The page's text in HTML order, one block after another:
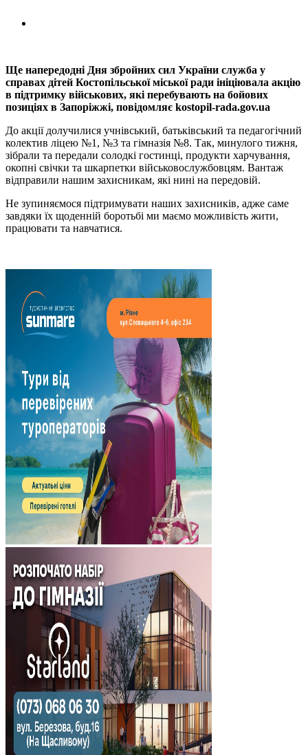
Ще напередодні Дня збройних сил України служба у
справах дітей Костопільської міської ради ініціювала акцію
в підтримку військових, які перебувають на бойових
позиціях в Запоріжжі, повідомляє kostopil-rada.gov.ua
До акції долучилися учнівський, батьківський та педагогічний
колектив ліцею №1, №3 та гімназія №8. Так, минулого тижня,
зібрали та передали солодкі гостинці, продукти харчування,
окопні свічки та шкарпетки військовослужбовцям. Вантаж
відправили нашим захисникам, які нині на передовій.
Не зупиняємося підтримувати наших захисників, адже саме
завдяки їх щоденній боротьбі ми маємо можливість жити,
працювати та навчатися.